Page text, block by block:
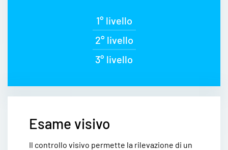
1° livello
2° livello
3° livello
Esame visivo
Il controllo visivo permette la rilevazione di un